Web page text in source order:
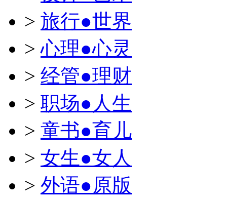
> 旅行●世界
>心理●心灵
> 经管●理财
> 职场●人生
> 童书●育儿
> 女生●女人
> 外语●原版